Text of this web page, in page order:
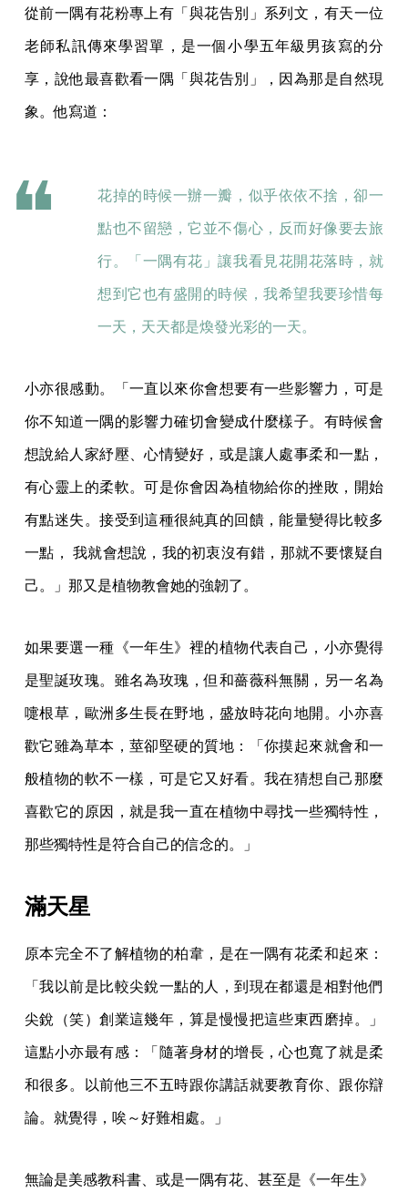
從前一隅有花粉專上有「與花告別」系列文，有天一位
老師私訊傳來學習單，是一個小學五年級男孩寫的分
享，說他最喜歡看一隅「與花告別」，因為那是自然現
象。他寫道：
花掉的時候一辦一瓣，似乎依依不捨，卻一
點也不留戀，它並不傷心，反而好像要去旅
行。「一隅有花」讓我看見花開花落時，就
想到它也有盛開的時候，我希望我要珍惜每
一天，天天都是煥發光彩的一天。
小亦很感動。「一直以來你會想要有一些影響力，可是
你不知道一隅的影響力確切會變成什麼樣子。有時候會
想說給人家紓壓、心情變好，或是讓人處事柔和一點，
有心靈上的柔軟。可是你會因為植物給你的挫敗，開始
有點迷失。接受到這種很純真的回饋，能量變得比較多
一點， 我就會想說，我的初衷沒有錯，那就不要懷疑自
己。」那又是植物教會她的強韌了。
如果要選一種《一年生》裡的植物代表自己，小亦覺得
是聖誕玫瑰。雖名為玫瑰，但和薔薇科無關，另一名為
嚏根草，歐洲多生長在野地，盛放時花向地開。小亦喜
歡它雖為草本，莖卻堅硬的質地：「你摸起來就會和一
般植物的軟不一樣，可是它又好看。我在猜想自己那麼
喜歡它的原因，就是我一直在植物中尋找一些獨特性，
那些獨特性是符合自己的信念的。」
滿天星
原本完全不了解植物的柏韋，是在一隅有花柔和起來：
「我以前是比較尖銳一點的人，到現在都還是相對他們
尖銳（笑）創業這幾年，算是慢慢把這些東西磨掉。」
這點小亦最有感：「隨著身材的增長，心也寬了就是柔
和很多。以前他三不五時跟你講話就要教育你、跟你辯
論。就覺得，唉～好難相處。」
無論是美感教科書、或是一隅有花、甚至是《一年生》